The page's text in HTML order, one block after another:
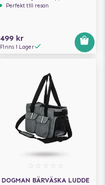
Perfekt till resan
499 kr
Finns i Lager
DOGMAN BÄRVÄSKA LUDDE